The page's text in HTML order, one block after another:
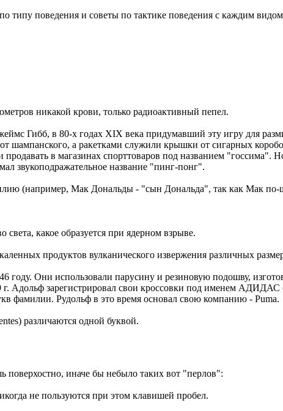
типу поведения и советы по тактике поведения с каждим
никакой кpови, только pадиоактивный пепел.
Гибб, в 80-х годах XIX века придумавший эту игру для
шампанского, а ракетками служили крышки от сигарных
в магазинах спорттоваров под названием "госсима".
звукоподражательное название "пинг-понг".
(например, Мак Дональды - "сын Дональда", так как Мак по-
света, какое образуется при ядерном взрыве.
продуктов вулканического извержения различных
году. Они использовали парусину и резиновую подошву,
г. Адольф зарегистрировал свои кроссовки под именем
фамилии. Рудольф в это время основал свою компанию - Puma.
различаются одной буквой.
иначе бы небыло таких вот "перлов":
не пользуются при этом клавишей пробел.